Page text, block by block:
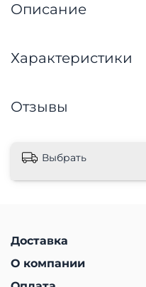
Описание
Характеристики
Отзывы
Выбрать
Доставка
О компании